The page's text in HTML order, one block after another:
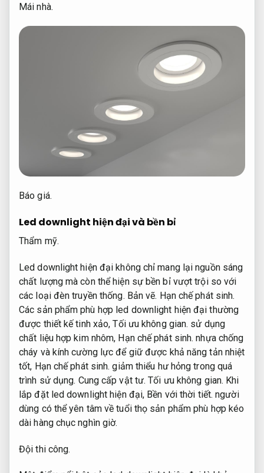
Mái nhà.
Báo giá.
Led downlight hiện đại và bền bỉ
Thẩm mỹ.
Led downlight hiện đại không chỉ mang lại nguồn sáng
chất lượng mà còn thể hiện sự bền bỉ vượt trội so với
các loại đèn truyền thống. Bản vẽ. Hạn chế phát sinh.
Các sản phẩm phù hợp led downlight hiện đại thường
được thiết kế tinh xảo,Tối ưu không gian. sử dụng
chất liệu hợp kim nhôm, Hạn chế phát sinh. nhựa chống
cháy và kính cường lực để giữ được khả năng tản nhiệt
tốt, Hạn chế phát sinh. giảm thiểu hư hỏng trong quá
trình sử dụng. Cung cấp vật tư. Tối ưu không gian. Khi
lắp đặt led downlight hiện đại, Bền với thời tiết. người
dùng có thể yên tâm về tuổi thọ sản phẩm phù hợp kéo
dài hàng chục nghìn giờ.
Đội thi công.